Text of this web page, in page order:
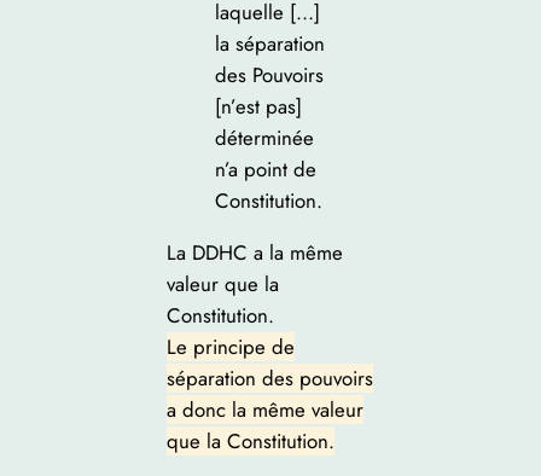
laquelle […]
la séparation
des Pouvoirs
[n’est pas]
déterminée
n’a point de
Constitution.
La DDHC a la même
valeur que la
Constitution.
Le principe de
séparation des pouvoirs
a donc la même valeur
que la Constitution.